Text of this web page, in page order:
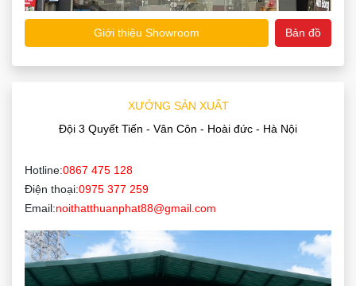
Giới thiệu Showroom Bản đồ
XƯỞNG SẢN XUẤT
Đội 3 Quyết Tiến - Vân Côn - Hoài đức - Hà Nội
Hotline:0867 475 128
Điện thoại:0975 377 259
Email:noithatthuanphat88@gmail.com